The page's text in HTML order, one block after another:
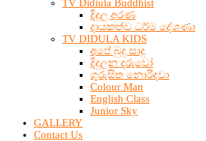
TV Didiula Buddhist
දිදුල අරණ
දායකත්ව ධර්ම දේශණා
TV DIDULA KIDS
අපේ බුදු සාදු
දිදුලන දරුවෝ
ගුරුසිත නොරිදවා
Colour Man
English Class
Junior Sky
GALLERY
Contact Us